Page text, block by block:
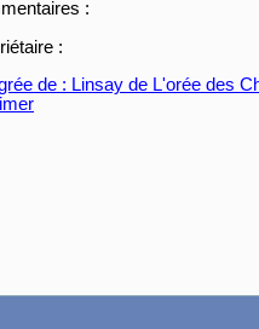
:
:
de : Linsay de L'orée des